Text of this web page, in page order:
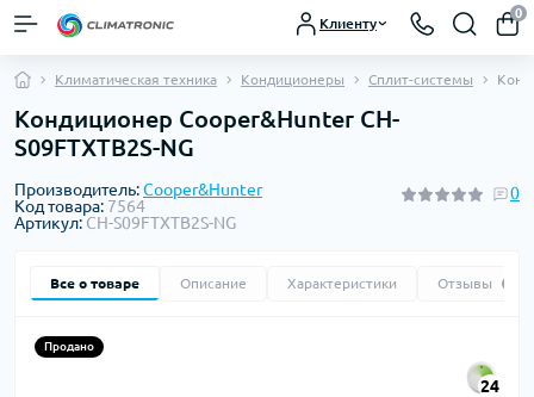
Клиенту
0
Климатическая техника Кондиционеры Сплит-системы
Кондиционер Cooper&Hunter CH-
S09FTXTB2S-NG
Производитель:Cooper&Hunter
Код товара: 7564
Артикул: CH-S09FTXTB2S-NG
0
Все о товаре Описание Характеристики Отзывы
Продано
24